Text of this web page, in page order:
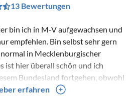
13 Bewertungen
bin ich in M-V aufgewachsen und
empfehlen. Bin selbst sehr gern
in Mecklenburgischer
ist hier überall schön und ich
Bundesland fortgehen, obwohl
Gegenden und
erfahren